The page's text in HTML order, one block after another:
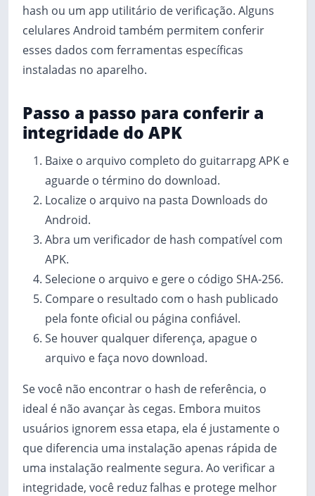
hash ou um app utilitário de verificação. Alguns
celulares Android também permitem conferir
esses dados com ferramentas específicas
instaladas no aparelho.
Passo a passo para conferir a
integridade do APK
Baixe o arquivo completo do guitarrapg APK e
aguarde o término do download.
Localize o arquivo na pasta Downloads do
Android.
Abra um verificador de hash compatível com
APK.
Selecione o arquivo e gere o código SHA-256.
Compare o resultado com o hash publicado
pela fonte oficial ou página confiável.
Se houver qualquer diferença, apague o
arquivo e faça novo download.
Se você não encontrar o hash de referência, o
ideal é não avançar às cegas. Embora muitos
usuários ignorem essa etapa, ela é justamente o
que diferencia uma instalação apenas rápida de
uma instalação realmente segura. Ao verificar a
integridade, você reduz falhas e protege melhor